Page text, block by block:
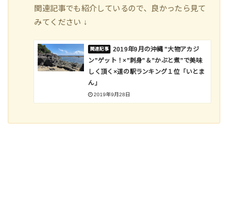
関連記事でも紹介しているので、良かったら見て
みてください ↓
2019年9月の沖縄 ”大物アカジ
ン”ゲット！×”刺身”＆”かぶと煮”で美味
しく頂く×道の駅ランキング１位「いとま
ん」
2019年9月28日